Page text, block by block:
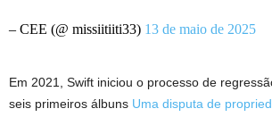
– CEE (@ missiitiiti33) 13 de maio de 2025
Em 2021, Swift iniciou o processo de
seis primeiros álbuns Uma disputa de